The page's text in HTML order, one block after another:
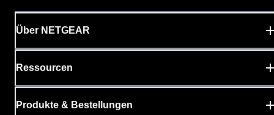
Über NETGEAR
Ressourcen
Produkte & Bestellungen